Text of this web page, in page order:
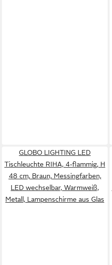
GLOBO LIGHTING LED
Tischleuchte RIHA, 4-flammig, H
48 cm, Braun, Messingfarben,
LED wechselbar, Warmweiß,
Metall, Lampenschirme aus Glas